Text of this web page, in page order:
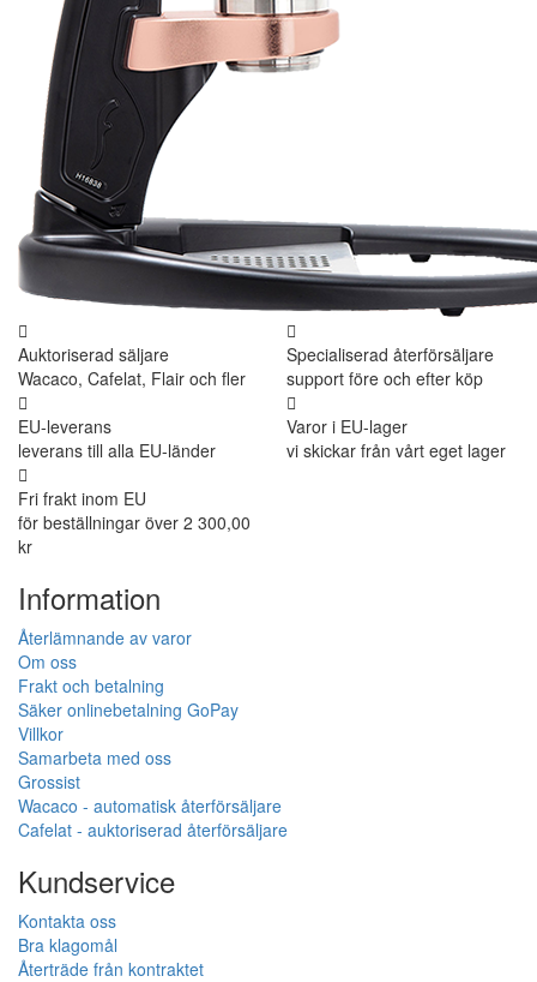
Auktoriserad säljare
Wacaco, Cafelat, Flair och fler
Specialiserad återförsäljare
support före och efter köp
EU-leverans
leverans till alla EU-länder
Varor i EU-lager
vi skickar från vårt eget lager
Fri frakt inom EU
för beställningar över 2 300,00
kr
Information
Återlämnande av varor
Om oss
Frakt och betalning
Säker onlinebetalning GoPay
Villkor
Samarbeta med oss
Grossist
Wacaco - automatisk återförsäljare
Cafelat - auktoriserad återförsäljare
Kundservice
Kontakta oss
Bra klagomål
Återträde från kontraktet